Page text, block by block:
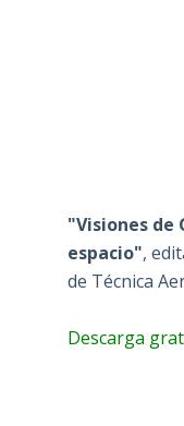
"Visiones de
espacio",
de Técnica
Descarga